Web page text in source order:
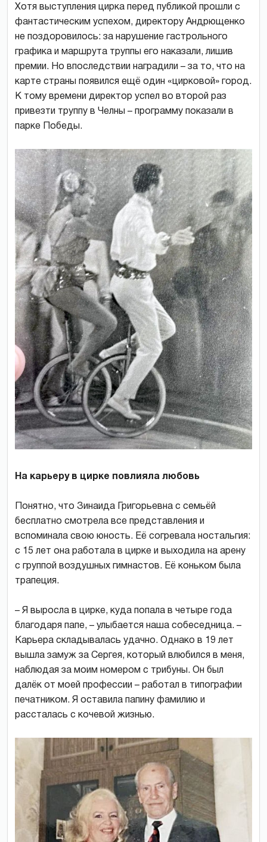
Хотя выступления цирка перед публикой прошли с
фантастическим успехом, директору Андрющенко
не поздоровилось: за нарушение гастрольного
графика и маршрута труппы его наказали, лишив
премии. Но впоследствии наградили – за то, что на
карте страны появился ещё один «цирковой» город.
К тому времени директор успел во второй раз
привезти труппу в Челны – программу показали в
парке Победы.
На карьеру в цирке повлияла любовь
Понятно, что Зинаида Григорьевна с семьёй
бесплатно смотрела все представления и
вспоминала свою юность. Её согревала ностальгия:
с 15 лет она работала в цирке и выходила на арену
с группой воздушных гимнастов. Её коньком была
трапеция.
– Я выросла в цирке, куда попала в четыре года
благодаря папе, – улыбается наша собеседница. –
Карьера складывалась удачно. Однако в 19 лет
вышла замуж за Сергея, который влюбился в меня,
наблюдая за моим номером с трибуны. Он был
далёк от моей профессии – работал в типографии
печатником. Я оставила папину фамилию и
рассталась с кочевой жизнью.